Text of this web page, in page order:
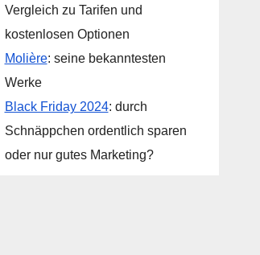
Vergleich zu Tarifen und
kostenlosen Optionen
Molière: seine bekanntesten
Werke
Black Friday 2024: durch
Schnäppchen ordentlich sparen
oder nur gutes Marketing?